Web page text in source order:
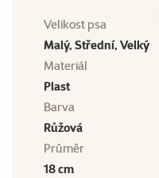
Velikost psa
Malý, Střední, Velký
Materiál
Plast
Barva
Růžová
Průměr
18 cm